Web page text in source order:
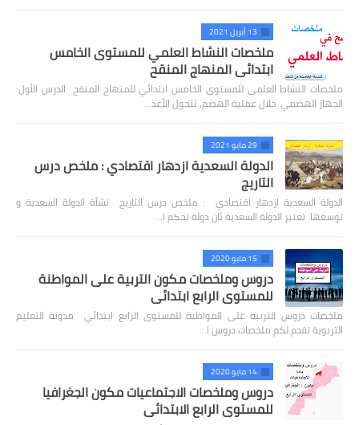
13 أبريل 2021
ملخصات النشاط العلمي للمستوى الخامس
ابتدائي المنهاج المنقح
ملخصات النشاط العلمي للمستوى الخامس ابتدائي للمنهاج المنقح الدرس الأول:
الجهاز الهضمي خلال عملية الهضم، تتحول الأغذ…
29 مايو 2021
الدولة السعدية ازدهار اقتصادي : ملخص درس
التاريج
الدولة السعدية ازدهار اقتصادي : ملخص درس التاريج نشأة الدولة السعدية و
توسعها تعتبر الدولة السعدية ثان دولة تحكم ا…
15 مايو 2020
دروس وملخصات مكون التربية على المواطنة
للمستوى الرابع ابتدائي
ملخصات دروس التربية على المواطنة للمستوى الرابع ابتدائي مدونة التعليم
التربوية تقدم لكم ملخصات دروس ا…
14 مايو 2020
دروس وملخصات الاجتماعيات مكون الجغرافيا
للمستوى الرابع الابتدائي